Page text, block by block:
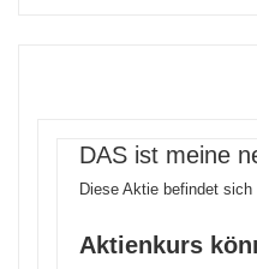
DAS ist meine
Diese Aktie befindet
Aktienkurs